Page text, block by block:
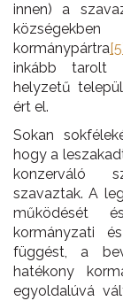
innen) a
kormánypártra
inkább tarolt
helyzetű
ért el.
Sokan
hogy a
konzerváló
szavaztak. A
működését
kormányzati
függést, a
hatékony
egyoldalúvá